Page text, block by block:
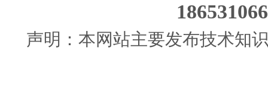
声明：本网站主要发布技术知